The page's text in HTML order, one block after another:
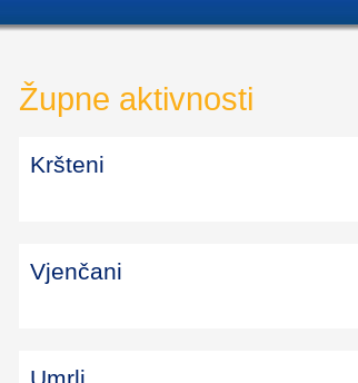
Župne aktivnosti
Kršteni
Vjenčani